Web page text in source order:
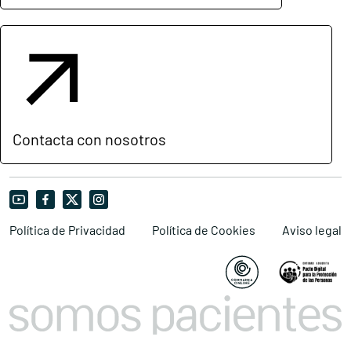
Contacta con nosotros
Política de Privacidad Política de Cookies Aviso legal